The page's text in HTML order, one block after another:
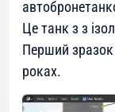
Це танк з з
Перший
роках.